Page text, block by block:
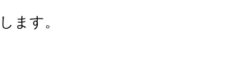
します。